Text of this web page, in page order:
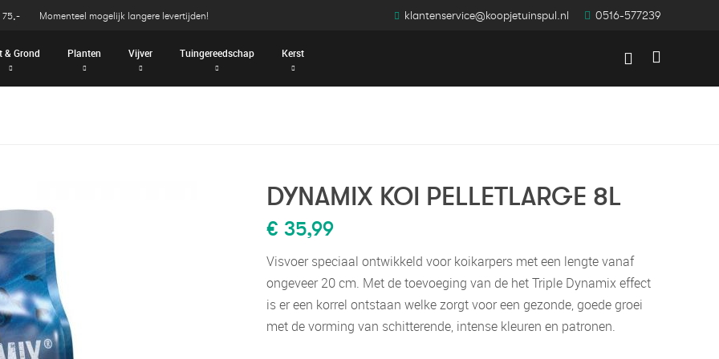
75,- Momenteel mogelijk langere levertijden! klantenservice@koopjetuinspul.nl 0516-577239
& Grond Planten Vijver Tuingereedschap Kerst
DYNAMIX KOI PELLETLARGE 8L
€ 35,99
Visvoer speciaal ontwikkeld voor koikarpers met een lengte vanaf
ongeveer 20 cm. Met de toevoeging van de het Triple Dynamix effect
is er een korrel ontstaan welke zorgt voor een gezonde, goede groei
met de vorming van schitterende, intense kleuren en patronen.